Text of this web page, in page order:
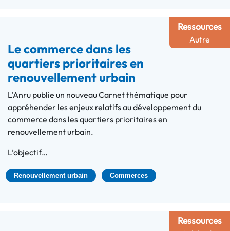
Ressources
Autre
Le commerce dans les
quartiers prioritaires en
renouvellement urbain
L'Anru publie un nouveau Carnet thématique pour
appréhender les enjeux relatifs au développement du
commerce dans les quartiers prioritaires en
renouvellement urbain.
L’objectif…
Renouvellement urbain Commerces
Ressources